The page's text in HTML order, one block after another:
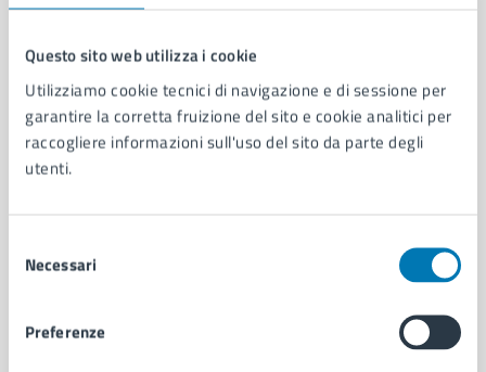
Questo sito web utilizza i cookie
Utilizziamo cookie tecnici di navigazione e di sessione per
garantire la corretta fruizione del sito e cookie analitici per
raccogliere informazioni sull'uso del sito da parte degli
utenti.
delNecessari
Preferenze
Comune di Napoli
AMMINISTRAZIONE
Aree amministrative
Enti e fondazioni
Personale amministrativo